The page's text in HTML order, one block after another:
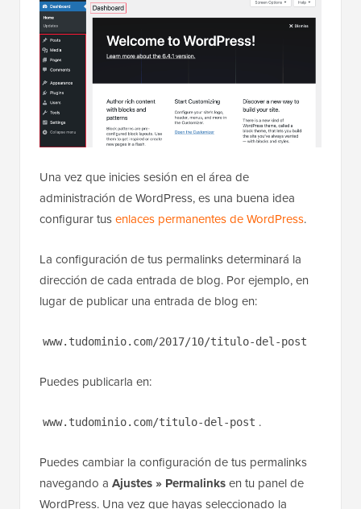
Una vez que inicies sesión en el área de
administración de WordPress, es una buena idea
configurar tusenlaces permanentes de WordPress.
La configuración de tus permalinks determinará la
dirección de cada entrada de blog. Por ejemplo, en
lugar de publicar una entrada de blog en:
www.tudominio.com/2017/10/titulo-del-post
Puedes publicarla en:
www.tudominio.com/titulo-del-post .
Puedes cambiar la configuración de tus permalinks
navegando a Ajustes » Permalinksen tu panel de
WordPress. Una vez que hayas seleccionado la